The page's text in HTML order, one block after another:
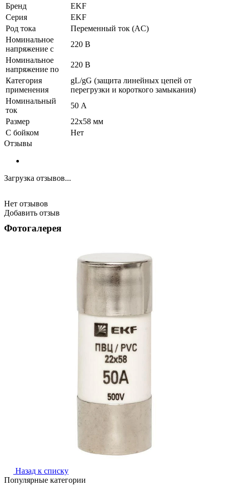
Бренд
EKF
Серия
EKF
Род тока
Переменный ток (AC)
Номинальное
напряжение с
220 В
Номинальное
напряжение по
220 В
Категория
применения
gL/gG (защита линейных цепей от
перегрузки и короткого замыкания)
Номинальный
ток
50 А
Размер
22х58 мм
С бойком
Нет
Отзывы
Загрузка отзывов...
Нет отзывов
Добавить отзыв
Фотогалерея
Назад к списку
Популярные категории